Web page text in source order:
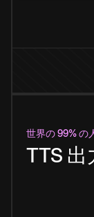
世界の 99% の
TTS